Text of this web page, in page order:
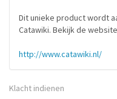
Dit unieke product wordt
Catawiki. Bekijk de
http://www.catawiki.nl/
Klacht indienen